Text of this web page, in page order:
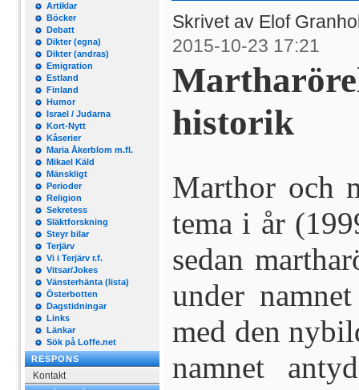
Artiklar
Böcker
Debatt
Dikter (egna)
Dikter (andras)
Emigration
Estland
Finland
Humor
Israel / Judarna
Kort-Nytt
Kåserier
Maria Åkerblom m.fl.
Mikael Käld
Mänskligt
Perioder
Religion
Sekretess
Släktforskning
Steyr bilar
Terjärv
Vi i Terjärv r.f.
Vitsar/Jokes
Vänsterhänta (lista)
Österbotten
Dagstidningar
Links
Länkar
Sök på Loffe.net
RESPONS
Kontakt
Skrivet av Elof
2015-10-23 17:21
historik
Marthor och
tema i år
sedan
under
med den
namnet